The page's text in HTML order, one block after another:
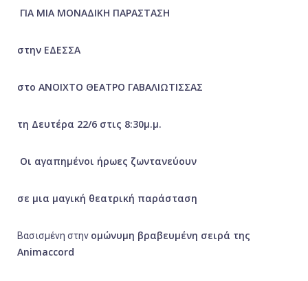
ΓΙΑ ΜΙΑ ΜΟΝΑΔΙΚΗ ΠΑΡΑΣΤΑΣΗ
στην ΕΔΕΣΣΑ
στο ΑΝΟΙΧΤΟ ΘΕΑΤΡΟ ΓΑΒΑΛΙΩΤΙΣΣΑΣ
τη Δευτέρα 22/6 στις 8:30μ.μ.
Οι αγαπημένοι ήρωες ζωντανεύουν
σε μια μαγική θεατρική παράσταση
Βασισμένη στην ομώνυμη βραβευμένη σειρά της
Animaccord